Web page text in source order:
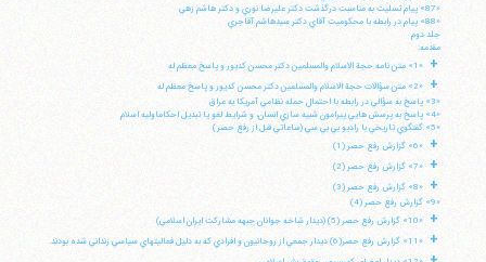
«87» پيام تسليت به مناسبت درگذشت دكتر عليرضا نوري و دكتر هاشم زهي
«88» پيام در رابطه با محكوميت آقاي دكتر سيدهاشم آقاجري
جلد دوم
مقدمه:
+ «1» متن نامه حجة الاسلام والمسلمين دكتر محسن كديور و پاسخ معظم له
+
«2» متن سؤالات حجة الاسلام والمسلمين دكتر محسن كديور و پاسخ معظم له
«3» پاسخ به سؤالي در رابطه با احتمال حمله نظامي آمريكا به عراق
«4» پاسخ به پرسش هايي پيرامون شبيه سازي انسان، و شرايط لغو يا تبديل احكاماوليه اسلام
«5» گفتگوي تاريخي با راديو بي بي سي (ساعاتي قبل از رفع حصر)
+ «6» گزارش رفع حصر (1)
+ «7» گزارش رفع حصر (2)
+
«8» گزارش رفع حصر (3)
«9» گزارش رفع حصر (4)
+ «10» گزارش رفع حصر (5) (ديدار شاخه جوانان جبهه مشاركت ايران اسلامي)
+ «11» گزارش رفع حصر(6) ديدار جمعي از روحانيون و افرادي كه به دليل فعاليتهاي سياسي زنداني شده بودند.